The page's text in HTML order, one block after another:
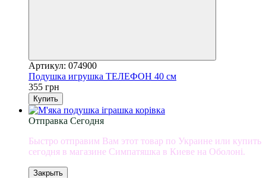
Артикул: 074900
Подушка игрушка ТЕЛЕФОН 40 см
355 грн
Купить
Отправка Сегодня
Быстро отправим Вам этот товар по Украине или купить
сегодня в магазине Симпатяшка в Киеве на Оболоні.
Закрыть